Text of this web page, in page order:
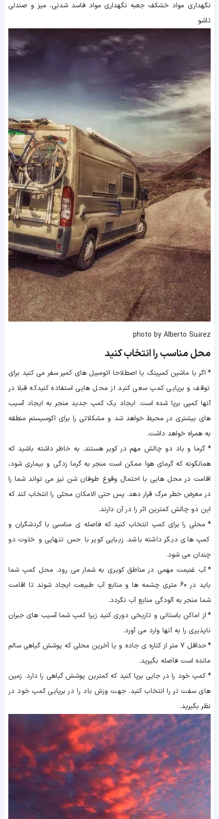
نگهداری مواد خشکف جعبه نگهداری مواد فاسد شدنی، میز و صندلی
تاشو
photo by Alberto Suárez
محل مناسب را انتخاب کنید
* اگر با ماشین کمپینگ یا اصطلاحا اتومبیل های کمپر سفر می کنید برای
توقف و برپایی کمپ سعی کنید از محل هایی استفاده کنیدکه قبلا در
آنها کمپی برپا شده است. ایجاد یک کمپ جدید منجر به ایجاد آسیب
های بیشتری در محیط خواهد شد و مشکلاتی را برای اکوسیستم منطقه
به همراه خواهد داشت.
* گرما و باد دو چالش مهم در کویر هستند. به خاطر داشته باشید که
همانگونه که گرمای هوا ممکن است منجر به گرما زدگی و بیماری شود،
اقامت در محل هایی با احتمال وقوع طوفان شن نیز می تواند شما را
در معرض خطر مرگ قرار دهد. پس حتی الامکان محلی را انتخاب کند که
این دو چالش کمترین اثر را در آن دارند.
* محلی را برای کمپ انتخاب کنید که فاصله ی مناسبی با گردشگران و
کمپ های دیگر داشته باشد. زیبایی کویر با حس تنهایی و خلوت دو
چندان می شود.
* آب غنیمت مهمی در مناطق کویری به شمار می رود. محل کمپ شما
باید در 60 متری چشمه ها و منابع آب طبیعت ایجاد شوند تا اقامت
شما منجر به آلودگی منابع آب نگردد.
*از اماکن باستانی و تاریخی دوری کنید زیرا کمپ شما آسیب های جبران
ناپذیری را به آنها وارد می آورد.
*
حداقل 7 متر از کناره ی جاده و یا آخرین محلی که پوشش گیاهی سالم
مانده است فاصله بگیرید.
*کمپ خود را در جایی برپا کنید که کمترین پوشش گیاهی را دارد. زمین
های سفت تر را انتخاب کنید. جهت وزش باد را در برپایی کمپ خود در
نظر بگیرید.